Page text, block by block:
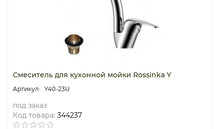
Смеситель для кухонной мойки Rossinka Y
Y40-23U
под заказ
Код товара: 344237